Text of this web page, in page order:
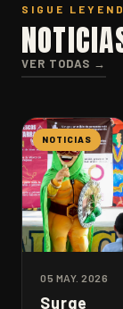
SIGUE
VER TODAS →
NOTICIAS
05 MAY. 2026
Surge